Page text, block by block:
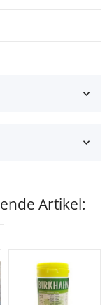
Artikel: